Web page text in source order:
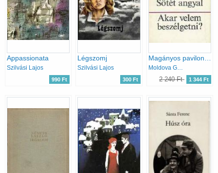
Appassionata
Szilvási Lajos
990 Ft
Légszomj
Szilvási Lajos
300 Ft
Moldova György
2 240 Ft 1 344 Ft